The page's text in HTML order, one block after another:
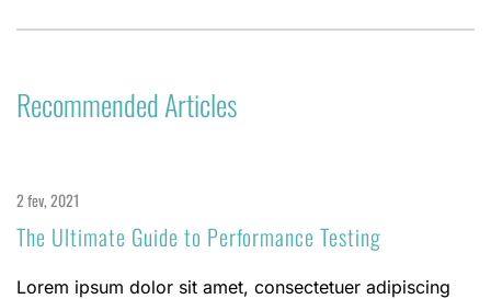
RecommendedArticles
2 fev, 2021
The Ultimate Guide to Performance Testing
Lorem ipsum dolor sit amet, consectetuer adipiscing